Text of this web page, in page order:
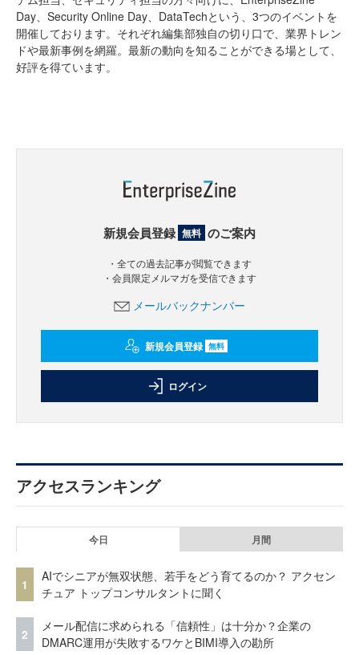
Day、Security Online Day、DataTechという、3つのイベントを
開催しております。それぞれ編集部独自の切り口で、業界トレン
ドや最新事例を網羅。最新の動向を知ることができる場として、
好評を得ています。
新規会員登録 無料 のご案内
・全ての過去記事が閲覧できます
・会員限定メルマガを受信できます
メールバックナンバー
新規会員登録 無料
ログイン
アクセスランキング
今日 月間
1
AIでシニアが無双状態、若手をどう育てるのか？ アクセン
チュア トップコンサルタントに聞く
2
メール配信に求められる「信頼性」は十分か？企業の
DMARC運用が失敗するワケとBIMI導入の勘所